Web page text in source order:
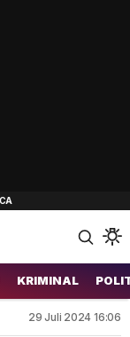
KRIMINAL
29 Juli 2024 16:06